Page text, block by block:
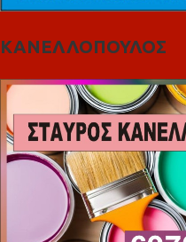
ΚΑΝΕΛΛΟΠΟΥΛΟΣ